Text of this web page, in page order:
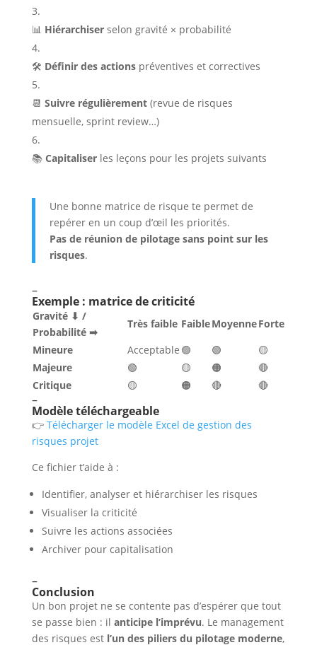
📊 Hiérarchiserselon gravité × probabilité
🛠️ Définir des actionspréventives et correctives
📆 Suivre régulièrement(revue de risques
mensuelle, sprint review…)
📚 Capitaliserles leçons pour les projets suivants
Une bonne matrice de risque te permet de
repérer en un coup d’œil les priorités.
Pas de réunion de pilotage sans point sur les
risques.
–
Exemple : matrice de criticité
Gravité ⬇ /
Probabilité ➡
Très faible FaibleMoyenneForte
Mineure
Acceptable 🟢 🟢
🟡
Majeure
🟢 🟡 🟠
🔴
Critique
🟡 🟠 🔴 🔴
–
Modèle téléchargeable
👉Télécharger le modèle Excel de gestion des
risques projet
Ce fichier t’aide à :
Identifier, analyser et hiérarchiser les risques
Visualiser la criticité
Suivre les actions associées
Archiver pour capitalisation
–
Conclusion
Un bon projet ne se contente pas d’espérer que tout
se passe bien : il anticipe l’imprévu. Le management
des risques est l’un des piliers du pilotage moderne,